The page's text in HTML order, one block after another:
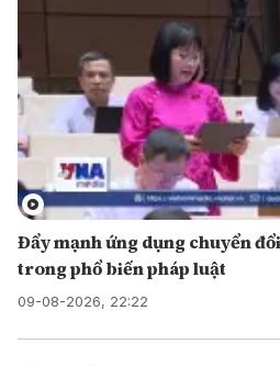
Đẩy mạnh ứng dụng chuyển
trong phổ biến pháp luật
09-08-2026, 22:22